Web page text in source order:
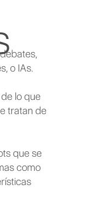
o IAs.
lo que
tratan de
que se
como